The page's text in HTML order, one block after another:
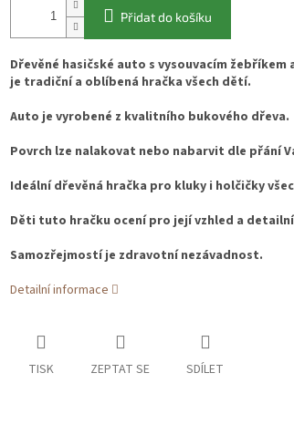
Přidat do košíku
Dřevěné hasičské auto s vysouvacím
je tradiční a oblíbená hračka všech dětí.
Autoje vyrobené z kvalitního bukového dřeva.
Povrch lze nalakovat nebo nabarvit dle přání
Ideální dřevěná hračka pro kluky i holčičky
Děti tuto hračku ocení pro její vzhled a
Samozřejmostí je zdravotní nezávadnost.
Detailní informace
TISK ZEPTAT SE SDÍLET